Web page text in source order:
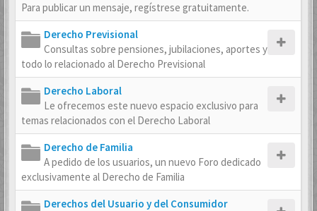
Para publicar un mensaje, regístrese gratuitamente.
Derecho Previsional
Consultas sobre pensiones, jubilaciones, aportes y
todo lo relacionado al Derecho Previsional
Derecho Laboral
Le ofrecemos este nuevo espacio exclusivo para
temas relacionados con el Derecho Laboral
Derecho de Familia
A pedido de los usuarios, un nuevo Foro dedicado
exclusivamente al Derecho de Familia
Derechos del Usuario y del Consumidor